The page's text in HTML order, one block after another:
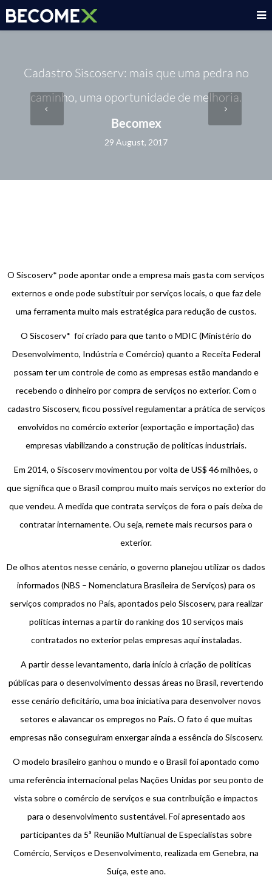
Cadastro Siscoserv: mais que uma pedra no
caminho, uma oportunidade de melhoria.
Becomex
29 August, 2017
O Siscoserv* pode apontar onde a empresa mais gasta com serviços
externos e onde pode substituir por serviços locais, o que faz dele
uma ferramenta muito mais estratégica para redução de custos.
O Siscoserv* foi criado para que tanto o MDIC (Ministério do
Desenvolvimento, Indústria e Comércio) quanto a Receita Federal
possam ter um controle de como as empresas estão mandando e
recebendo o dinheiro por compra de serviços no exterior. Com o
cadastro Siscoserv, ficou possível regulamentar a prática de serviços
envolvidos no comércio exterior (exportação e importação) das
empresas viabilizando a construção de políticas industriais.
Em 2014, o Siscoserv movimentou por volta de US$ 46 milhões, o
que significa que o Brasil comprou muito mais serviços no exterior do
que vendeu. A medida que contrata serviços de fora o país deixa de
contratar internamente. Ou seja, remete mais recursos para o
exterior.
De olhos atentos nesse cenário, o governo planejou utilizar os dados
informados (NBS – Nomenclatura Brasileira de Serviços) para os
serviços comprados no País, apontados pelo Siscoserv, para realizar
políticas internas a partir do ranking dos 10 serviços mais
contratados no exterior pelas empresas aqui instaladas.
A partir desse levantamento, daria início à criação de políticas
públicas para o desenvolvimento dessas áreas no Brasil, revertendo
esse cenário deficitário, uma boa iniciativa para desenvolver novos
setores e alavancar os empregos no País. O fato é que muitas
empresas não conseguiram enxergar ainda a essência do Siscoserv.
O modelo brasileiro ganhou o mundo e o Brasil foi apontado como
uma referência internacional pelas Nações Unidas por seu ponto de
vista sobre o comércio de serviços e sua contribuição e impactos
para o desenvolvimento sustentável. Foi apresentado aos
participantes da 5ª Reunião Multianual de Especialistas sobre
Comércio, Serviços e Desenvolvimento, realizada em Genebra, na
Suíça, este ano.